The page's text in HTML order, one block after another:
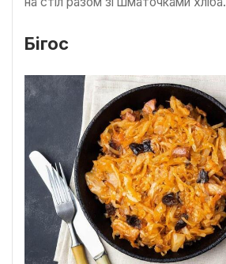
Бігос